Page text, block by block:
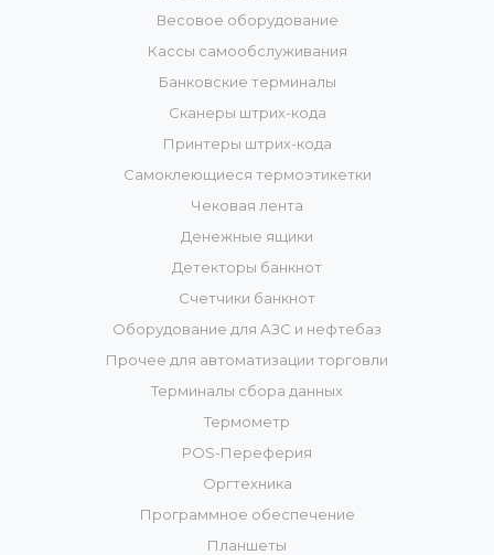
Весовое оборудование
Кассы самообслуживания
Банковские терминалы
Сканеры штрих-кода
Принтеры штрих-кода
Самоклеющиеся термоэтикетки
Чековая лента
Денежные ящики
Детекторы банкнот
Счетчики банкнот
Оборудование для АЗС и нефтебаз
Прочее для автоматизации торговли
Терминалы сбора данных
Термометр
POS-Переферия
Оргтехника
Программное обеспечение
Планшеты